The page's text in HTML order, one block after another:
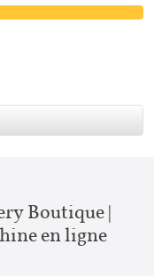
Boutique |
en ligne